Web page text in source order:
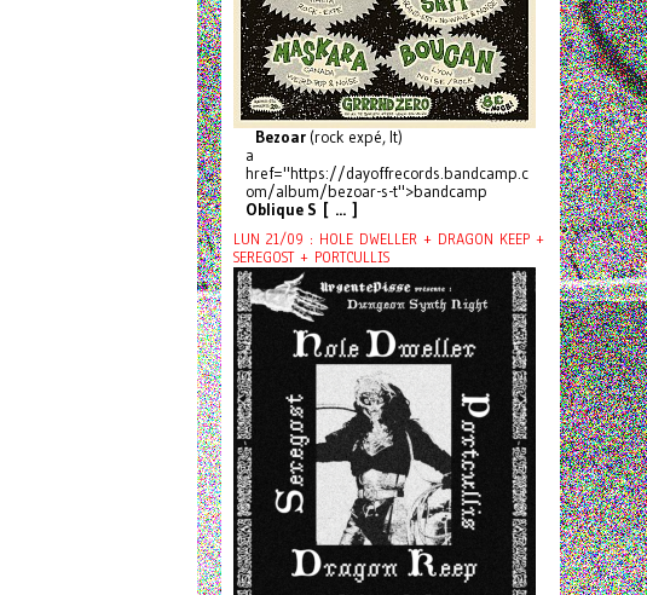
Bezoar (rock expé, It)
a
href="https://dayoffrecords.bandcamp.c
om/album/bezoar-s-t">bandcamp
Oblique S [ ... ]
LUN 21/09 : HOLE DWELLER + DRAGON KEEP +
SEREGOST + PORTCULLIS